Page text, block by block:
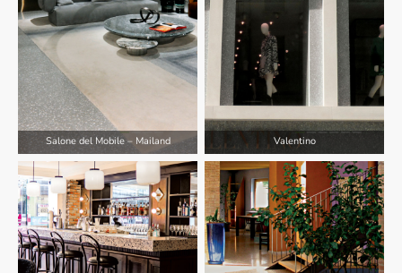
Salone del Mobile – Mailand Valentino